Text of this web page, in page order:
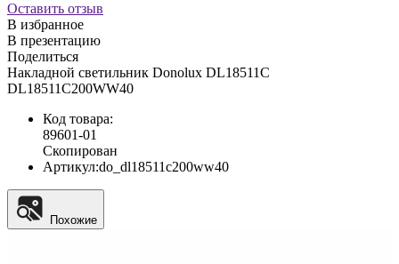
Оставить отзыв
В избранное
В презентацию
Поделиться
Накладной светильник Donolux DL18511C
DL18511C200WW40
Код товара:
89601-01
Скопирован
Артикул:do_dl18511c200ww40
Похожие